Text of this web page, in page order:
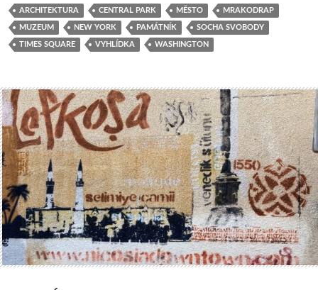
ARCHITEKTURA CENTRAL PARK MĚSTO MRAKODRAP
MUZEUM NEW YORK PAMÁTNÍK SOCHA SVOBODY
TIMES SQUARE VYHLÍDKA WASHINGTON